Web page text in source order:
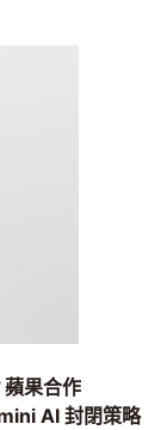
果合作
AI 封閉策略